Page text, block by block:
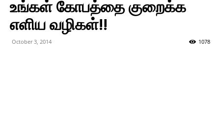
உங்கள் கோபத்தை குறைக்க
எளிய வழிகள்!!
October 3, 2014 1078